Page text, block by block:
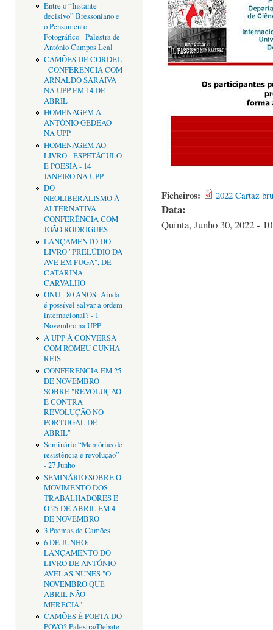
Entre o “Instante
decisivo” Bressoniano e
o Pensamento
Fotográfico - Palestra de
António Campos Leal
CAMÕES DE CORDEL
- CONFERÊNCIA COM
ARNALDO SARAIVA
NA UPP EM 14 DE
ABRIL
HOMENAGEM A
ANTÓNIO GEDEÃO
NA UPP
HOMENAGEM AO
LIVRO - ESPETÁCULO
E POESIA - 14
JANEIRO NA UPP
DO
NEOLIBERALISMO À
ALTERNATIVA -
CONFERÊNCIA COM
JOÃO RODRIGUES
LANÇAMENTO DO
LIVRO "PRELÚDIO DA
AVE EM FUGA", DE
CATARINA
CARVALHO
ONU - 80 ANOS: Ainda
é possível salvar a ordem
internacional? - 1
Novembro na UPP
A UPP À CONVERSA
COM ROMEU CUNHA
REIS
CONFERÊNCIA EM 25
DE NOVEMBRO
SOBRE "REVOLUÇÃO
E CONTRA-
REVOLUÇÃO NO
PORTUGAL DE
ABRIL"
Seminário “Memórias de
resistência e revolução”
- 27 Junho
SEMINÁRIO SOBRE O
MOVIMENTO DOS
TRABALHADORES E
O 25 DE ABRIL EM 4
DE NOVEMBRO
3 Poemas de Camões
6 DE JUNHO:
LANÇAMENTO DO
LIVRO DE ANTÓNIO
AVELÃS NUNES "O
NOVEMBRO QUE
ABRIL NÃO
MERECIA"
CAMÕES É POETA DO
POVO? Palestra/Debate
Ficheiros: 2022 Cartaz
Data:
Quinta, Junho 30, 2022 -